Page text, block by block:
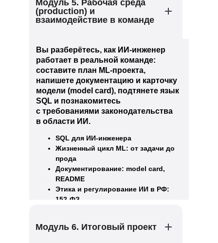
Модуль 5. Рабочая среда
(production) и
взаимодействие в команде
Вы разберётесь, как ИИ-инженер
работает в реальной команде:
составите план ML-проекта,
напишете документацию и карточку
модели (model card), подтянете язык
SQL и познакомитесь
с требованиями законодательства
в области ИИ.
SQL для ИИ-инженера
Жизненный цикл ML: от задачи до
прода
Документирование: model card,
README
Этика и регулирование ИИ в РФ:
152-ФЗ
Модуль 6. Итоговый проект